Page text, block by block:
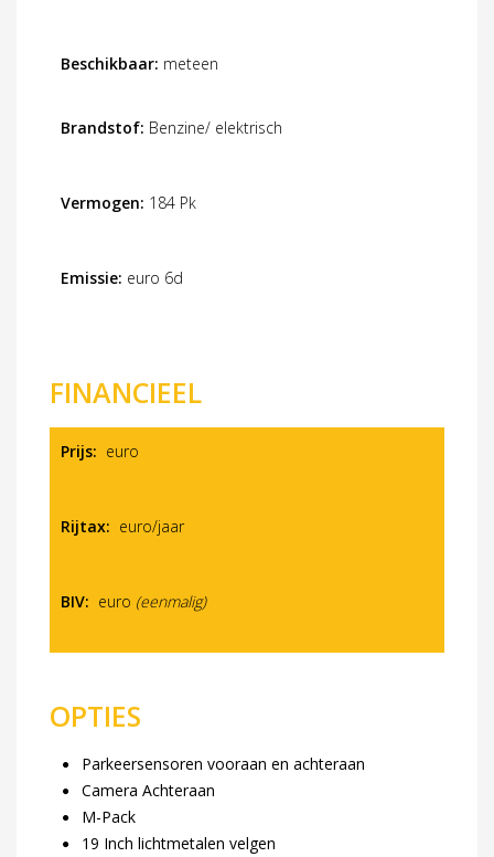
Beschikbaar: meteen
Brandstof: Benzine/ elektrisch
Vermogen: 184 Pk
Emissie: euro 6d
FINANCIEEL
Prijs: euro
Rijtax: euro/jaar
BIV: euro (eenmalig)
OPTIES
Parkeersensoren vooraan en achteraan
Camera Achteraan
M-Pack
19 Inch lichtmetalen velgen